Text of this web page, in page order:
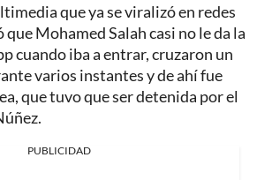
que ya se viralizó en redes
que Mohamed Salah casi no le da la
cuando iba a entrar, cruzaron un
varios instantes y de ahí fue
que tuvo que ser detenida por el
PUBLICIDAD